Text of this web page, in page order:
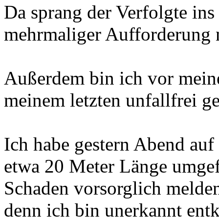
Da sprang der Verfolgte
mehrmaliger Aufforderung
Außerdem bin ich vor
meinem letzten unfallfrei
Ich habe gestern Abend
etwa 20 Meter Länge
Schaden vorsorglich
denn ich bin unerkannt